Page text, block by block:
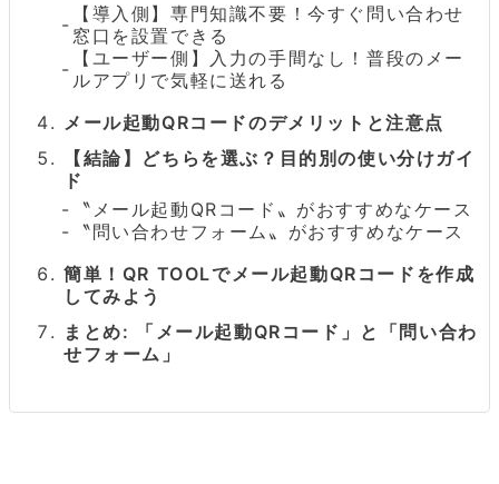
【導入側】専門知識不要！今すぐ問い合わせ
窓口を設置できる
【ユーザー側】入力の手間なし！普段のメー
ルアプリで気軽に送れる
メール起動QRコードのデメリットと注意点
【結論】どちらを選ぶ？目的別の使い分けガイ
ド
〝メール起動QRコード〟がおすすめなケース
〝問い合わせフォーム〟がおすすめなケース
簡単！QR TOOLでメール起動QRコードを作成
してみよう
まとめ: 「メール起動QRコード」と「問い合わ
せフォーム」